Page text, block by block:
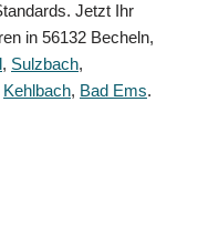
Jetzt Ihr
in 56132 Becheln,
, Sulzbach,
Kehlbach, Bad Ems.